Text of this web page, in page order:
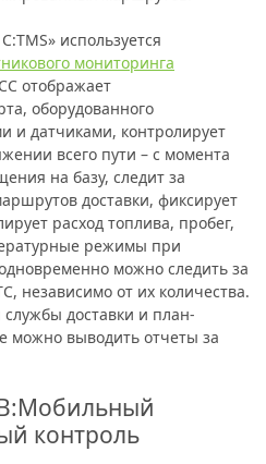
используется
мониторинга
отображает
оборудованного
и датчиками, контролирует
всего пути – с момента
на базу, следит за
доставки, фиксирует
расход топлива, пробег,
режимы при
можно следить за
независимо от их количества.
доставки и план-
можно выводить отчеты за
контроль